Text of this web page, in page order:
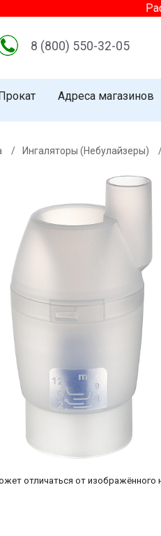
8 (800) 550-32-05
Адреса магазинов
/ Ингаляторы (Небулайзеры)
отличаться от изображённого